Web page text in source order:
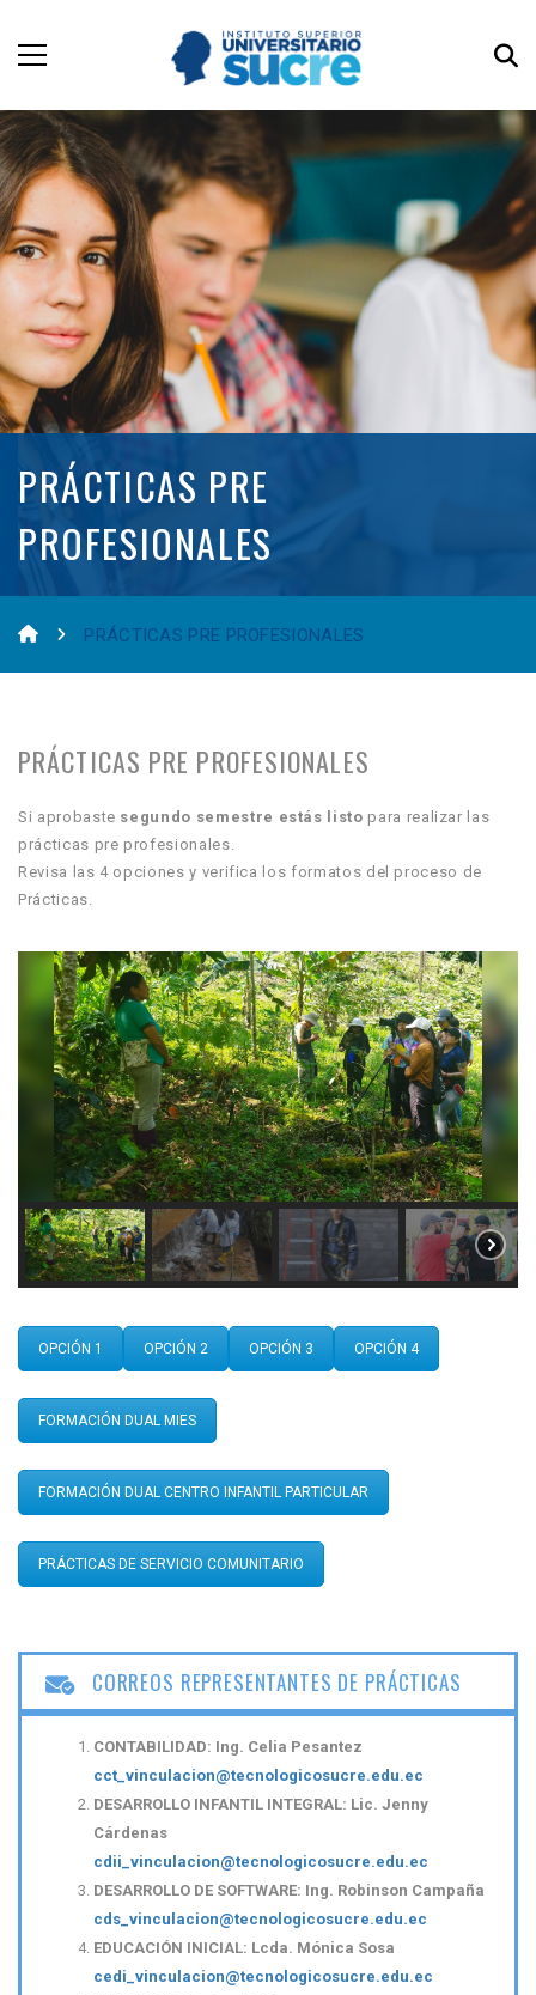
PRÁCTICAS PRE
PROFESIONALES
PRÁCTICAS PRE PROFESIONALES
PRÁCTICAS PRE PROFESIONALES
Si aprobaste segundo semestre estás listo para realizar las
prácticas pre profesionales.
Revisa las 4 opciones y verifica los formatos del proceso de
Prácticas.
OPCIÓN 1 OPCIÓN 2 OPCIÓN 3 OPCIÓN 4
FORMACIÓN DUAL MIES
FORMACIÓN DUAL CENTRO INFANTIL PARTICULAR
PRÁCTICAS DE SERVICIO COMUNITARIO
CORREOS REPRESENTANTES DE PRÁCTICAS
CONTABILIDAD: Ing. Celia Pesantez
cct_vinculacion@tecnologicosucre.edu.ec
DESARROLLO INFANTIL INTEGRAL: Lic. Jenny
Cárdenas
cdii_vinculacion@tecnologicosucre.edu.ec
DESARROLLO DE SOFTWARE: Ing. Robinson Campaña
cds_vinculacion@tecnologicosucre.edu.ec
EDUCACIÓN INICIAL: Lcda. Mónica Sosa
cedi_vinculacion@tecnologicosucre.edu.ec